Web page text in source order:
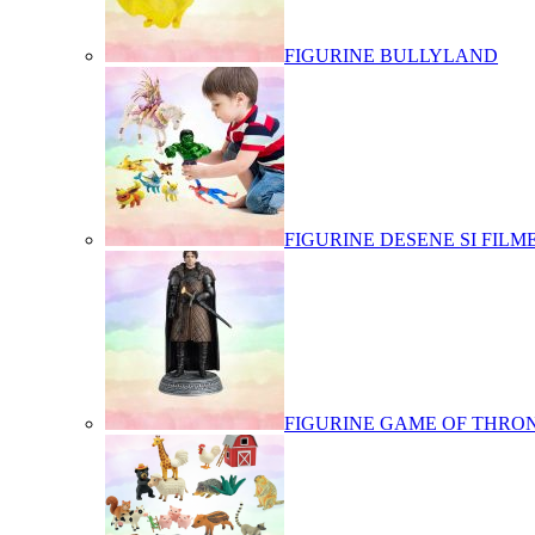
FIGURINE BULLYLAND
FIGURINE DESENE SI
FIGURINE GAME OF